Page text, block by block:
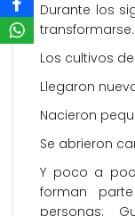
Durante los
transformarse.
Los cultivos
Llegaron
Nacieron
Se abrieron
Y poco a
forman
personas: